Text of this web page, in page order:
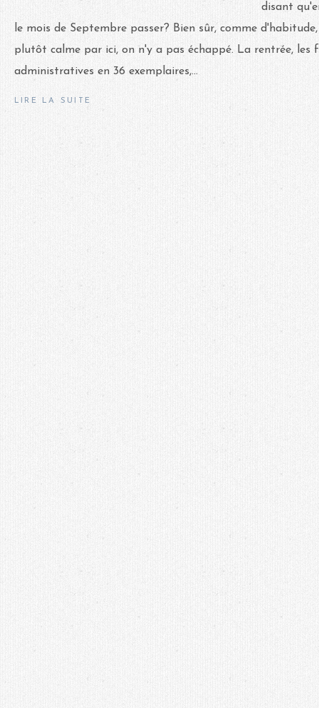
disant
le mois de Septembre passer? Bien sûr, comme
plutôt calme par ici, on n'y a pas échappé. La rentrée, les
administratives en 36 exemplaires,...
LIRE LA SUITE